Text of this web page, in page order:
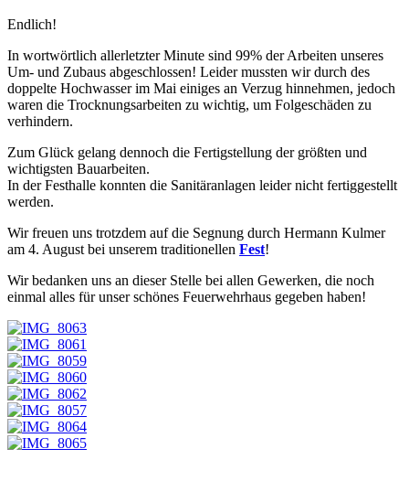
Endlich!
In wortwörtlich allerletzter Minute sind 99% der Arbeiten unseres
Um- und Zubaus abgeschlossen! Leider mussten wir durch des
doppelte Hochwasser im Mai einiges an Verzug hinnehmen, jedoch
waren die Trocknungsarbeiten zu wichtig, um Folgeschäden zu
verhindern.
Zum Glück gelang dennoch die Fertigstellung der größten und
wichtigsten Bauarbeiten.
In der Festhalle konnten die Sanitäranlagen leider nicht fertiggestellt
werden.
Wir freuen uns trotzdem auf die Segnung durch Hermann Kulmer
am 4. August bei unserem traditionellen Fest!
Wir bedanken uns an dieser Stelle bei allen Gewerken, die noch
einmal alles für unser schönes Feuerwehrhaus gegeben haben!